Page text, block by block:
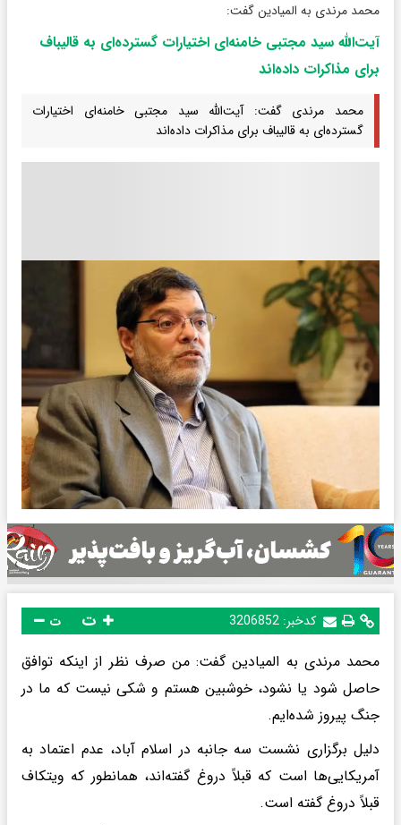
محمد مرندی به المیادین گفت:
آیت‌الله سید مجتبی خامنه‌ای اختیارات گسترده‌ای به قالیباف
برای مذاکرات داده‌اند
محمد مرندی گفت: آیت‌الله سید مجتبی خامنه‌ای اختیارات
گسترده‌ای به قالیباف برای مذاکرات داده‌اند
کدخبر: 3206852 ت
محمد مرندی به المیادین گفت: من صرف نظر از اینکه توافق
حاصل شود یا نشود، خوشبین هستم و شکی نیست که ما در
جنگ پیروز شده‌ایم.
دلیل برگزاری نشست سه جانبه در اسلام آباد، عدم اعتماد به
آمریکایی‌ها است که قبلاً دروغ گفته‌اند، همانطور که ویتکاف
قبلاً دروغ گفته است.